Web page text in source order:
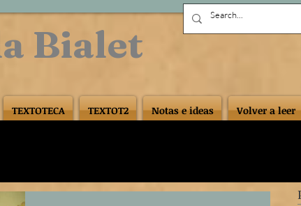
Bialet
TEXTOTECA TEXTOT2 Notas e ideas Volver a leer